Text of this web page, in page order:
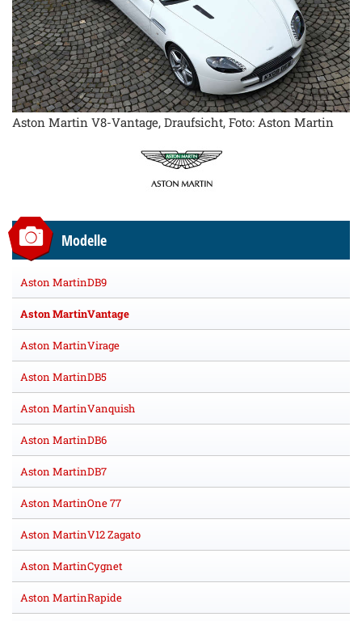
Aston Martin V8-Vantage, Draufsicht, Foto: Aston Martin
Modelle
Aston MartinDB9
Aston MartinVantage
Aston MartinVirage
Aston MartinDB5
Aston MartinVanquish
Aston MartinDB6
Aston MartinDB7
Aston MartinOne 77
Aston MartinV12 Zagato
Aston MartinCygnet
Aston MartinRapide